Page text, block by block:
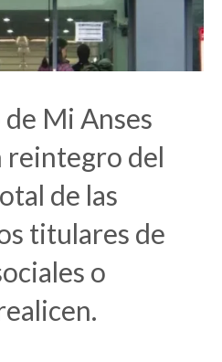
Mi Anses
reintegro del
de las
titulares de
o